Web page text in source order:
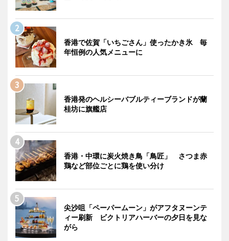
香港で佐賀「いちごさん」使ったかき氷 毎
年恒例の人気メニューに
香港発のヘルシーバブルティーブランドが蘭
桂坊に旗艦店
香港・中環に炭火焼き鳥「鳥匠」 さつま赤
鶏など部位ごとに鶏を使い分け
尖沙咀「ペーパームーン」がアフタヌーンテ
ィー刷新 ビクトリアハーバーの夕日を見な
がら